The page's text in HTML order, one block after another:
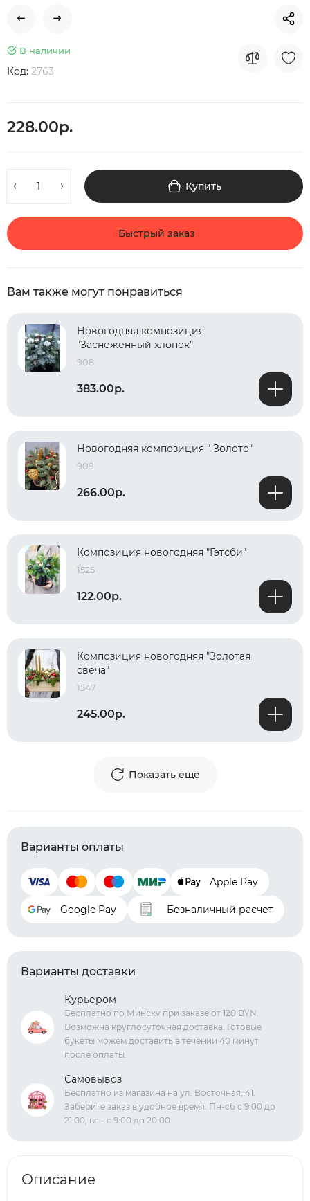
В наличии
Код: 2763
228.00р.
Купить
Быстрый заказ
Вам также могут понравиться
Новогодняя композиция
"Заснеженный хлопок"
908
383.00р.
Новогодняя композиция " Золото"
909
266.00р.
Композиция новогодняя "Гэтсби"
1525
122.00р.
Композиция новогодняя "Золотая
свеча"
1547
245.00р.
Показать еще
Варианты оплаты
Apple Pay
Google Pay Безналичный расчет
Варианты доставки
Курьером
Бесплатно по Минску при заказе от 120 BYN.
Возможна круглосуточная доставка. Готовые
букеты можем доставить в течении 40 минут
после оплаты.
Самовывоз
Бесплатно из магазина на ул. Восточная, 41.
Заберите заказ в удобное время. Пн-сб с 9:00 до
21:00, вс - с 9:00 до 20:00
Описание